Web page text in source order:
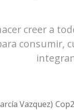
creer a
consumir,
Vazquez)